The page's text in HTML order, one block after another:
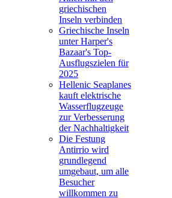
griechischen
Inseln verbinden
Griechische Inseln
unter Harper's
Bazaar's Top-
Ausflugszielen für
2025
Hellenic Seaplanes
kauft elektrische
Wasserflugzeuge
zur Verbesserung
der Nachhaltigkeit
Die Festung
Antirrio wird
grundlegend
umgebaut, um alle
Besucher
willkommen zu